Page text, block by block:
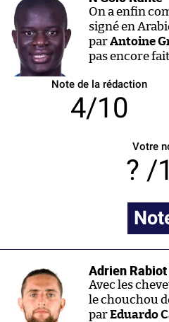
On a enfin
signé en
parAntoine
pas encore
Note de la rédaction
4/10
Votre
/
Adrien Rabiot
Avec les
le chouchou
parEduardo